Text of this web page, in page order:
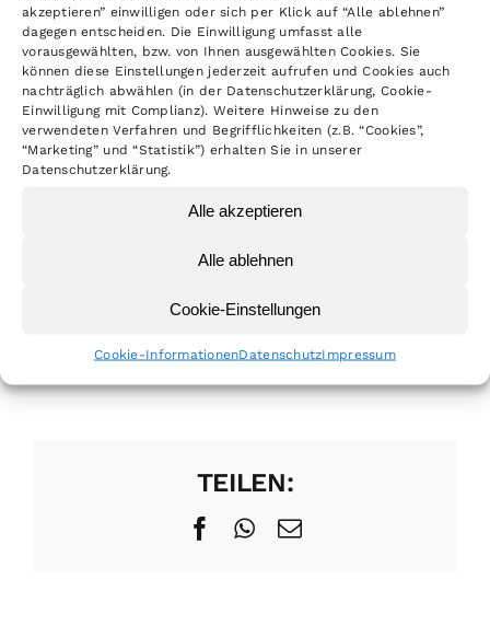
akzeptieren” einwilligen oder sich per Klick auf “Alle ablehnen”
dagegen entscheiden. Die Einwilligung umfasst alle
vorausgewählten, bzw. von Ihnen ausgewählten Cookies. Sie
können diese Einstellungen jederzeit aufrufen und Cookies auch
nachträglich abwählen (in der Datenschutzerklärung, Cookie-
Einwilligung mit Complianz). Weitere Hinweise zu den
verwendeten Verfahren und Begrifflichkeiten (z.B. “Cookies”,
“Marketing” und “Statistik”) erhalten Sie in unserer
Datenschutzerklärung.
Alle akzeptieren
Alle ablehnen
Cookie-Einstellungen
Cookie-InformationenDatenschutzImpressum
Veranstaltung richtet sich speziell an
Anfänger sowie Kinder und Jugendliche im
Alter von 2,5 bis 15 Jahren.
Für das leibliche Wohl ist gesorgt.
Schutzkleidung kann bei Bedarf gestellt
werden. Die Veranstaltung ist auch für
faszinierende Welt der elektrischen
Offroad-Bikes!
TEILEN:
Facebook
WhatsApp
E-